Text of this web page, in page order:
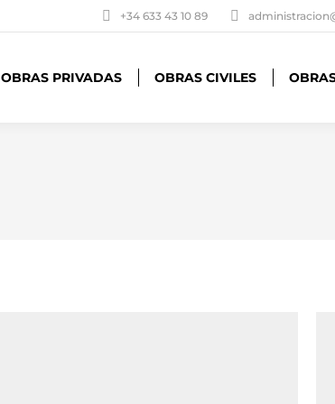
+34 633 43 10 89
OBRAS PRIVADAS OBRAS CIVILES